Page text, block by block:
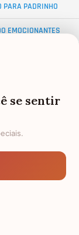
PARA PADRINHO
EMOCIONANTES
EVANGÉLICA
se sentir